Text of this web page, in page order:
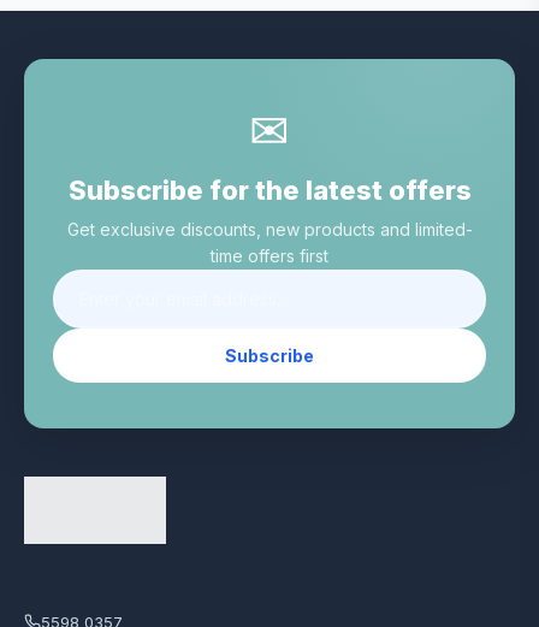
✉
Subscribe for the latest offers
Get exclusive discounts, new products and limited-
time offers first
Subscribe
5598 0357